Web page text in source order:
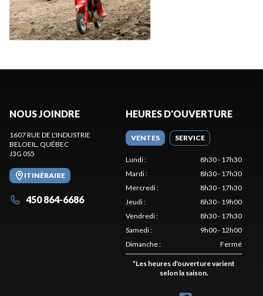
NOUS JOINDRE
1607 RUE DE L'INDUSTRIE
BELOEIL, QUÉBEC
J3G 0S5
ITINÉRAIRE
450 864-6686
HEURES D'OUVERTURE
VENTES SERVICE
Lundi:
8h30 - 17h30
Mardi:
8h30 - 17h30
Mercredi:
8h30 - 17h30
Jeudi:
8h30 - 19h00
Vendredi:
8h30 - 17h30
Samedi:
9h00 - 12h00
Dimanche: Fermé
*Les heures d'ouverture varient
selon la saison.